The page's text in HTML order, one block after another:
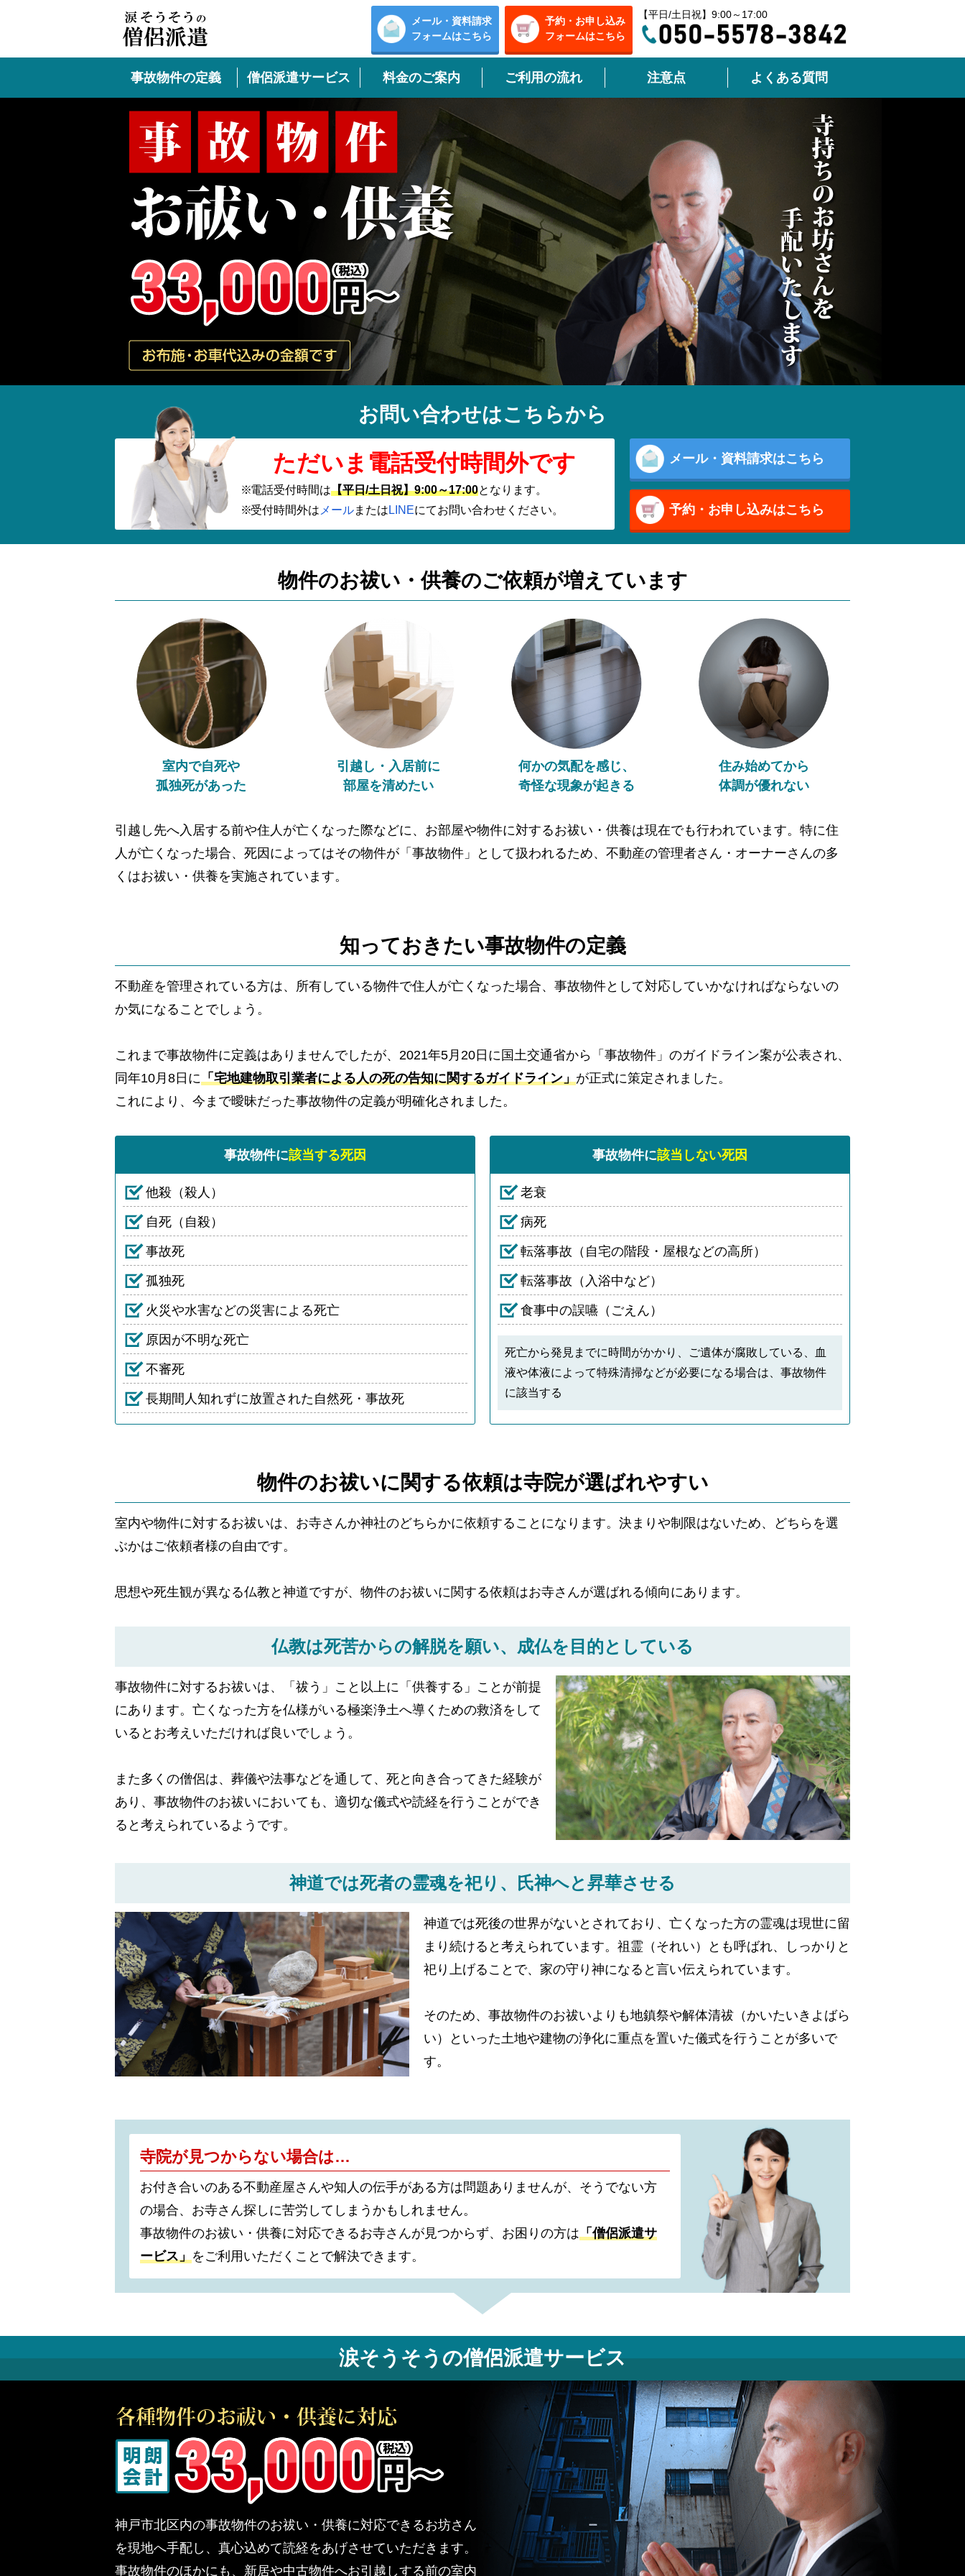
メール・資料請求
フォームはこちら
予約・お申し込み
フォームはこちら
【平日/土日祝】9:00～17:00
事故物件の定義 僧侶派遣サービス 料金のご案内 ご利用の流れ 注意点 よくある質問
お問い合わせはこちらから
ただいま電話受付時間外です
電話受付時間は【平日/土日祝】9:00～17:00となります。
受付時間外は メールまたは LINEにてお問い合わせください。
メール・資料請求はこちら
予約・お申し込みはこちら
物件のお祓い・供養のご依頼が増えています
室内で自死や
孤独死があった
引越し・入居前に
部屋を清めたい
何かの気配を感じ、
奇怪な現象が起きる
住み始めてから
体調が優れない
引越し先へ入居する前や住人が亡くなった際などに、お部屋や物件に対するお祓い・供養は現在でも行われています。特に住
人が亡くなった場合、死因によってはその物件が「事故物件」として扱われるため、不動産の管理者さん・オーナーさんの多
くはお祓い・供養を実施されています。
知っておきたい事故物件の定義
不動産を管理されている方は、所有している物件で住人が亡くなった場合、事故物件として対応していかなければならないの
か気になることでしょう。
これまで事故物件に定義はありませんでしたが、2021年5月20日に国土交通省から「事故物件」のガイドライン案が公表され、
同年10月8日に 「宅地建物取引業者による人の死の告知に関するガイドライン」 が正式に策定されました。
これにより、今まで曖昧だった事故物件の定義が明確化されました。
事故物件に該当する死因
他殺（殺人）
自死（自殺）
事故死
孤独死
火災や水害などの災害による死亡
原因が不明な死亡
不審死
長期間人知れずに放置された自然死・事故死
事故物件に該当しない死因
老衰
病死
転落事故（自宅の階段・屋根などの高所）
転落事故（入浴中など）
食事中の誤嚥（ごえん）
死亡から発見までに時間がかかり、ご遺体が腐敗している、血
液や体液によって特殊清掃などが必要になる場合は、事故物件
に該当する
物件のお祓いに関する依頼は寺院が選ばれやすい
室内や物件に対するお祓いは、お寺さんか神社のどちらかに依頼することになります。決まりや制限はないため、どちらを選
ぶかはご依頼者様の自由です。
思想や死生観が異なる仏教と神道ですが、物件のお祓いに関する依頼はお寺さんが選ばれる傾向にあります。
仏教は死苦からの解脱を願い、 成仏を目的としている
事故物件に対するお祓いは、「祓う」こと以上に「供養する」ことが前提
にあります。亡くなった方を仏様がいる極楽浄土へ導くための救済をして
いるとお考えいただければ良いでしょう。
また多くの僧侶は、葬儀や法事などを通して、死と向き合ってきた経験が
あり、事故物件のお祓いにおいても、適切な儀式や読経を行うことができ
ると考えられているようです。
神道では死者の霊魂を祀り、 氏神へと昇華させる
神道では死後の世界がないとされており、亡くなった方の霊魂は現世に留
まり続けると考えられています。祖霊（それい）とも呼ばれ、しっかりと
祀り上げることで、家の守り神になると言い伝えられています。
そのため、事故物件のお祓いよりも地鎮祭や解体清祓（かいたいきよばら
い）といった土地や建物の浄化に重点を置いた儀式を行うことが多いで
す。
寺院が見つからない場合は…
お付き合いのある不動産屋さんや知人の伝手がある方は問題ありませんが、そうでない方
の場合、お寺さん探しに苦労してしまうかもしれません。
事故物件のお祓い・供養に対応できるお寺さんが見つからず、お困りの方は「僧侶派遣サ
ービス」をご利用いただくことで解決できます。
涙そうそうの僧侶派遣サービス
神戸市北区内の事故物件のお祓い・供養に対応できるお坊さん
を現地へ手配し、真心込めて読経をあげさせていただきます。
事故物件のほかにも、新居や中古物件へお引越しする前の室内